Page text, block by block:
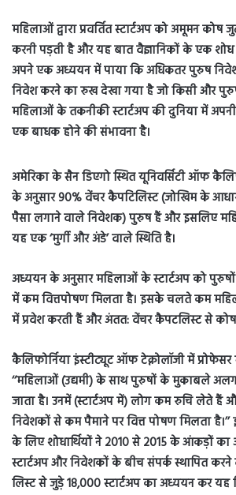
महिलाओं द्वारा प्रवर्तित स्टार्टअप को अमूमन
करनी पड़ती है और यह बात वैज्ञानिकों के एक शोध
अपने एक अध्ययन में पाया कि अधिकतर पुरुष
निवेश करने का रुख देखा गया है जो किसी और पुरुष
महिलाओं के तकनीकी स्टार्टअप की दुनिया में
एक बाधक होने की संभावना है।
अमेरिका के सैन डिएगो स्थित यूनिवर्सिटी ऑफ
के अनुसार 90% वेंचर कैपटिलिस्ट (जोखिम के
पैसा लगाने वाले निवेशक) पुरुष हैं और इसलिए
यह एक ‘मुर्गी और अंडे’ वाले स्थिति है।
अध्ययन के अनुसार महिलाओं के स्टार्टअप को
में कम वित्तपोषण मिलता है। इसके चलते कम
में प्रवेश करती हैं और अंतत: वेंचर कैपटलिस्ट से कोष
कैलिफोर्निया इंस्टीट्यूट ऑफ टेक्नोलॉजी में
‘‘महिलाओं (उद्यमी) के साथ पुरुषों के मुकाबले
जाता है। उनमें (स्टार्टअप में) लोग कम रुचि लेते
निवेशकों से कम पैमाने पर वित्त पोषण मिलता
के लिए शोधार्थियों ने 2010 से 2015 के आंकड़ों का
स्टार्टअप और निवेशकों के बीच संपर्क स्थापित
लिस्ट से जुड़े 18,000 स्टार्टअप का अध्ययन कर यह